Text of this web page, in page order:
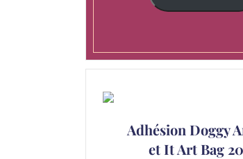
Adhésion Doggy
et It Art Bag